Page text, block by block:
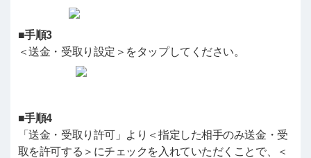
■手順3
＜送金・受取り設定＞をタップしてください。
■手順4
「送金・受取り許可」より＜指定した相手のみ送金・受
取を許可する＞にチェックを入れていただくことで、＜